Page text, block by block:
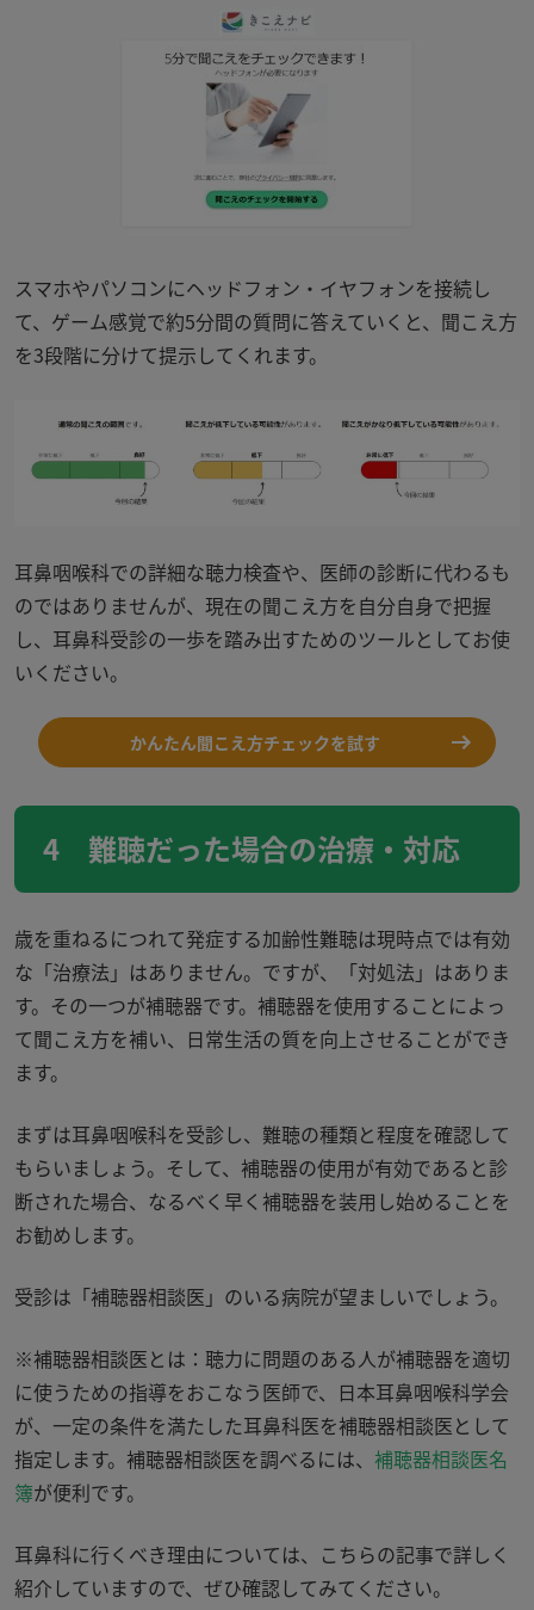
スマホやパソコンにヘッドフォン・イヤフォンを接続し
て、ゲーム感覚で約5分間の質問に答えていくと、聞こえ方
を3段階に分けて提示してくれます。
耳鼻咽喉科での詳細な聴力検査や、医師の診断に代わるも
のではありませんが、現在の聞こえ方を自分自身で把握
し、耳鼻科受診の一歩を踏み出すためのツールとしてお使
いください。
かんたん聞こえ方チェックを試す
4 難聴だった場合の治療・対応
歳を重ねるにつれて発症する加齢性難聴は現時点では有効
な「治療法」はありません。ですが、「対処法」はありま
す。その一つが補聴器です。補聴器を使用することによっ
て聞こえ方を補い、日常生活の質を向上させることができ
ます。
まずは耳鼻咽喉科を受診し、難聴の種類と程度を確認して
もらいましょう。そして、補聴器の使用が有効であると診
断された場合、なるべく早く補聴器を装用し始めることを
お勧めします。
受診は「補聴器相談医」のいる病院が望ましいでしょう。
※補聴器相談医とは：聴力に問題のある人が補聴器を適切
に使うための指導をおこなう医師で、日本耳鼻咽喉科学会
が、一定の条件を満たした耳鼻科医を補聴器相談医として
指定します。補聴器相談医を調べるには、 補聴器相談医名
簿が便利です。
耳鼻科に行くべき理由については、こちらの記事で詳しく
紹介していますので、ぜひ確認してみてください。